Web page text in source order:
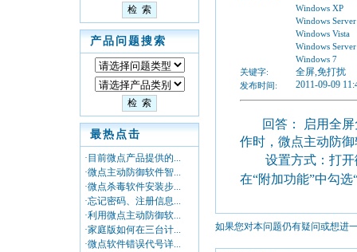
产品问题搜索
最热点击
·目前微点产品提供的...
·微点主动防御软件智...
·微点杀毒软件安装步...
·忘记密码、注册信息...
·利用微点主动防御软...
·家庭版如何在三台计...
·微点软件错误代号详...
Windows XP
Windows
Windows Vista
Windows
Windows 7
关键字:
全屏,免打扰
发布时间: 2011-09-09
回答： 启用全
作时，微点主动防
设置方式：打
在“附加功能”中勾
如果您对本问题仍有疑问或想进